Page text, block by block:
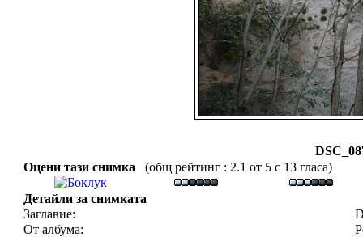
Оцени тази снимка
(общ рейтинг : 2.1 от 5 с 13 гласа)
Детайли за снимката
Заглавие:
От албума: